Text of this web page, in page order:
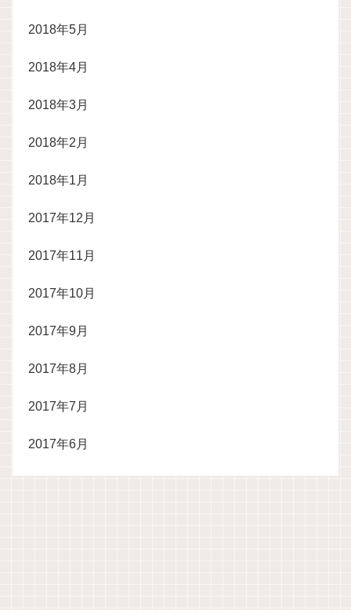
2018年5月
2018年4月
2018年3月
2018年2月
2018年1月
2017年12月
2017年11月
2017年10月
2017年9月
2017年8月
2017年7月
2017年6月